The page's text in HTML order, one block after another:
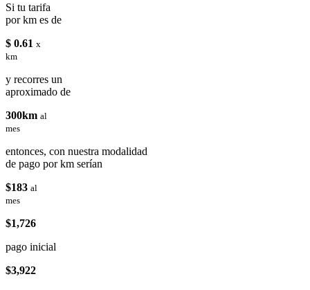
Si tu tarifa
por km es de
$ 0.61 x
km
y recorres un
aproximado de
300km al
mes
entonces, con nuestra modalidad
de pago por km serían
$183 al
mes
$1,726
pago inicial
$3,922